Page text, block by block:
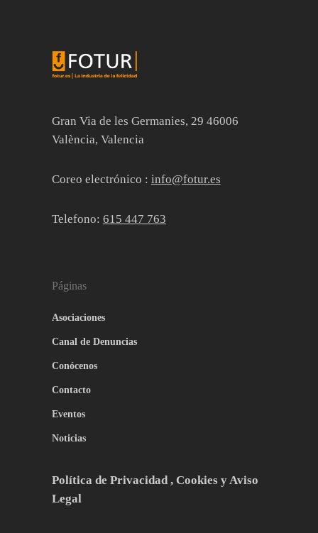
Gran Via de les Germanies, 29 46006
València, Valencia
Coreo electrónico : info@fotur.es
Telefono: 615 447 763
Páginas
Asociaciones
Canal de Denuncias
Conócenos
Contacto
Eventos
Noticias
Política de Privacidad , Cookies y Aviso
Legal